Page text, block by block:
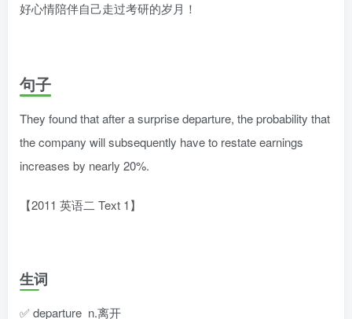
好心情陪伴自己走过考研的岁月！
句子
They found that after a surprise departure, the probability that
the company will subsequently have to restate earnings
increases by nearly 20%.
【2011 英语二 Text 1】
生词
✅ departure n.离开